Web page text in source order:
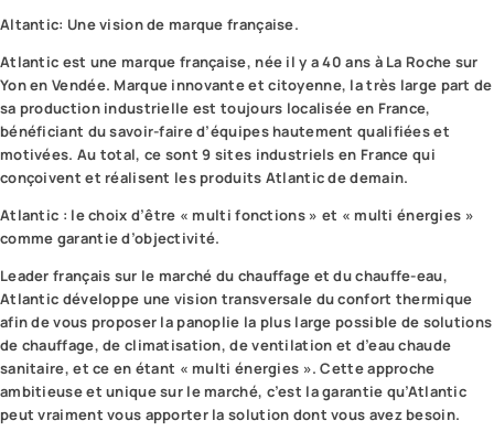
Altantic: Une vision de marque française.
Atlantic est une marque française, née il y a 40 ans à La Roche sur
Yon en Vendée. Marque innovante et citoyenne, la très large part de
sa production industrielle est toujours localisée en France,
bénéficiant du savoir-faire d’équipes hautement qualifiées et
motivées. Au total, ce sont 9 sites industriels en France qui
conçoivent et réalisent les produits Atlantic de demain.
Atlantic : le choix d’être « multi fonctions » et « multi énergies »
comme garantie d’objectivité.
Leader français sur le marché du chauffage et du chauffe-eau,
Atlantic développe une vision transversale du confort thermique
afin de vous proposer la panoplie la plus large possible de solutions
de chauffage, de climatisation, de ventilation et d’eau chaude
sanitaire, et ce en étant « multi énergies ». Cette approche
ambitieuse et unique sur le marché, c’est la garantie qu’Atlantic
peut vraiment vous apporter la solution dont vous avez besoin.